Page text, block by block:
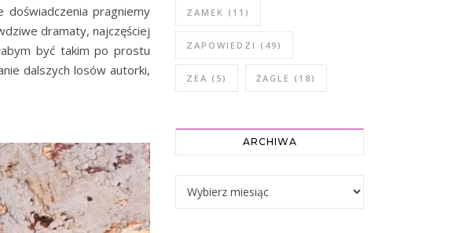
pragniemy
dramaty, najczęściej
być takim po prostu
dalszych losów autorki,
ZAMEK (11)
ZAPOWIEDZI (49)
ZEA (5) ŻAGLE (18)
ARCHIWA
Archiwa